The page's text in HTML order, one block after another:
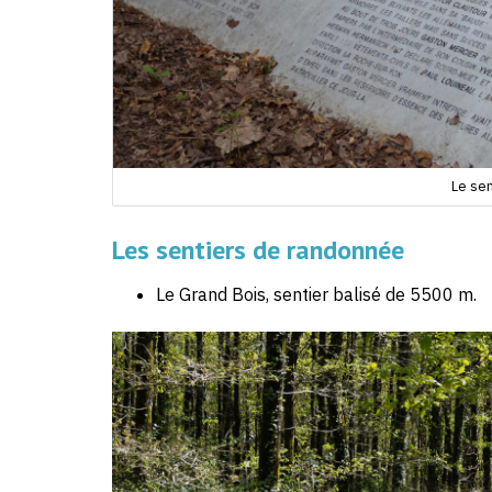
Le
Les sentiers de randonnée
Le Grand Bois, sentier balisé de 5500 m.